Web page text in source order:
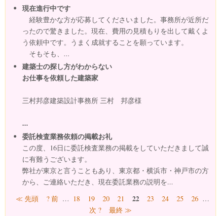
現在進行中です
経験豊かな方が応募してくださいました。事務所が近所だ
ったので驚きました。現在、費用の見積もりを出して戴くよ
う依頼中です。うまく成就することを願っています。
そもそも、...
建築士の探し方がわからない
お仕事を依頼した建築家
三村邦彦建築設計事務所 三村 邦彦様
...
委託検査業務依頼の掲載お礼
この度、16日に委託検査業務の掲載をしていただきまして誠
に有難うございます。
弊社が東京と言うこともあり、東京都・横浜市・神戸市の方
から、ご連絡いただき、現在委託業務の説明を...
ページ
≪ 先頭 ? 前 … 18 19 20 21 22 23 24 25 26 …
次 ?
最終 ≫